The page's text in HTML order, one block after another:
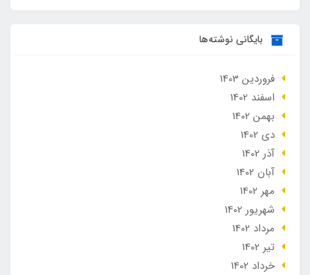
بایگانی نوشته‌ها
فروردین 1403
اسفند 1402
بهمن 1402
دی 1402
آذر 1402
آبان 1402
مهر 1402
شهریور 1402
مرداد 1402
تير 1402
خرداد 1402